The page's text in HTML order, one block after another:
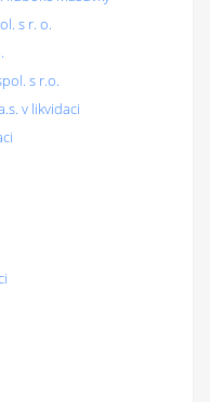
s r. o.
s r.o.
v likvidaci